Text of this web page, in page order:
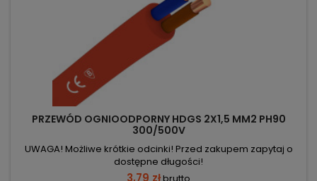
PRZEWÓD OGNIOODPORNY HDGS 2X1,5 MM2 PH90
300/500V
UWAGA! Możliwe krótkie odcinki! Przed zakupem zapytaj o
dostępne długości!
3,79 zł